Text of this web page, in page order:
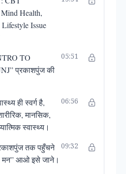
in day to day life
mood, decision &
has been divided into
on every day.”
Health,
Issue
TO
प्रकाशपुंज की
05:51
ही स्वर्ग है,
मानसिक,
स्वास्थ्य।
06:56
तक पहुँचने
मन” आओ इसे जाने।
09:32